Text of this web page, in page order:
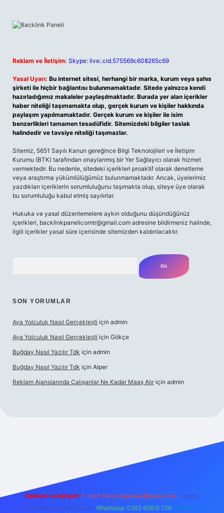
Reklam ve İletişim: Skype: live:.cid.575569c608265c69
Yasal Uyarı: Bu internet sitesi, herhangi bir marka, kurum veya şahıs
şirketi ile hiçbir bağlantısı bulunmamaktadır. Sitede yalnızca kendi
hazırladığımız makaleler paylaşılmaktadır. Burada yer alan içerikler
haber niteliği taşımamakta olup, gerçek kurum ve kişiler hakkında
paylaşım yapılmamaktadır. Gerçek kurum ve kişiler ile isim
benzerlikleri tamamen tesadüfidir. Sitemizdeki bilgiler taslak
halindedir ve tavsiye niteliği taşımazlar.
Sitemiz, 5651 Sayılı Kanun gereğince Bilgi Teknolojileri ve İletişim
Kurumu (BTK) tarafından onaylanmış bir Yer Sağlayıcı olarak hizmet
vermektedir. Bu nedenle, sitedeki içerikleri proaktif olarak denetleme
veya araştırma yükümlülüğümüz bulunmamaktadır. Ancak, üyelerimiz
yazdıkları içeriklerin sorumluluğunu taşımakta olup, siteye üye olarak
bu sorumluluğu kabul etmiş sayılırlar.
Hukuka ve yasal düzenlemelere aykırı olduğunu düşündüğünüz
içerikleri, backlinkpanelicomtr@gmail.com adresine bildirmeniz halinde,
ilgili içerikler yasal süre içerisinde sitemizden kaldırılacaktır.
SON YORUMLAR
Aya Yolculuk Nasıl Gerçekleşti için admin
Aya Yolculuk Nasıl Gerçekleşti için Gökçe
Buğday Nasıl Yazılır Tdk için admin
Buğday Nasıl Yazılır Tdk için Alper
Reklam Ajanslarında Çalışanlar Ne Kadar Maaş Alır için admin
Reklam ve İletişim: E-mail: backlinkpaneli@gmail.com Teams:
forumhizmeti@gmail.com Whatsapp: 0262 606 0 726 Telegram: